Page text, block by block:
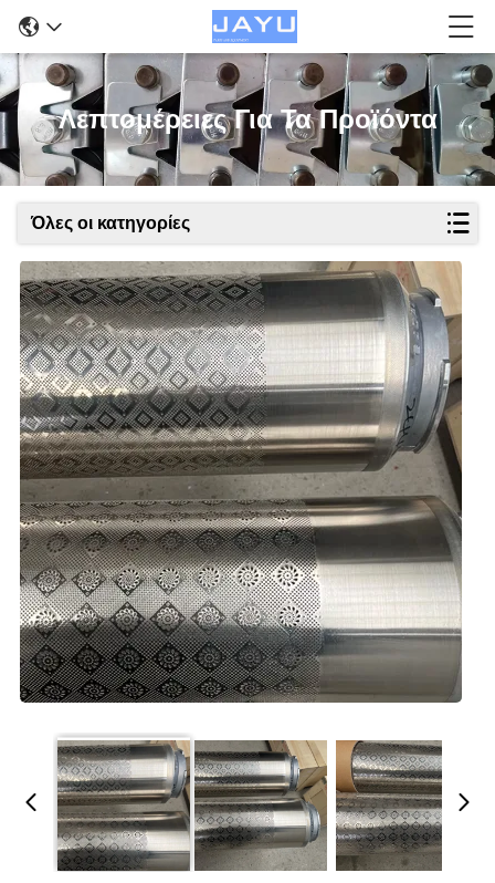
Λεπτομέρειες Για Τα Προϊόντα
Όλες οι κατηγορίες